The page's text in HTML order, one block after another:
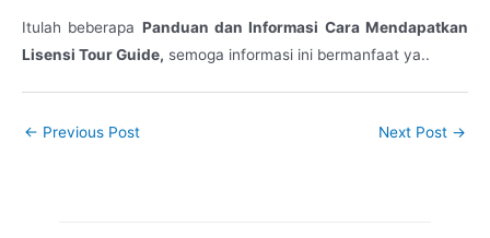
Itulah beberapa Panduan dan Informasi Cara Mendapatkan
Lisensi Tour Guide, semoga informasi ini bermanfaat ya..
← Previous Post Next Post →